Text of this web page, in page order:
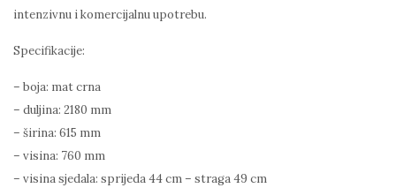
intenzivnu i komercijalnu upotrebu.
Specifikacije:
– boja: mat crna
– duljina: 2180 mm
– širina: 615 mm
– visina: 760 mm
– visina sjedala: sprijeda 44 cm – straga 49 cm